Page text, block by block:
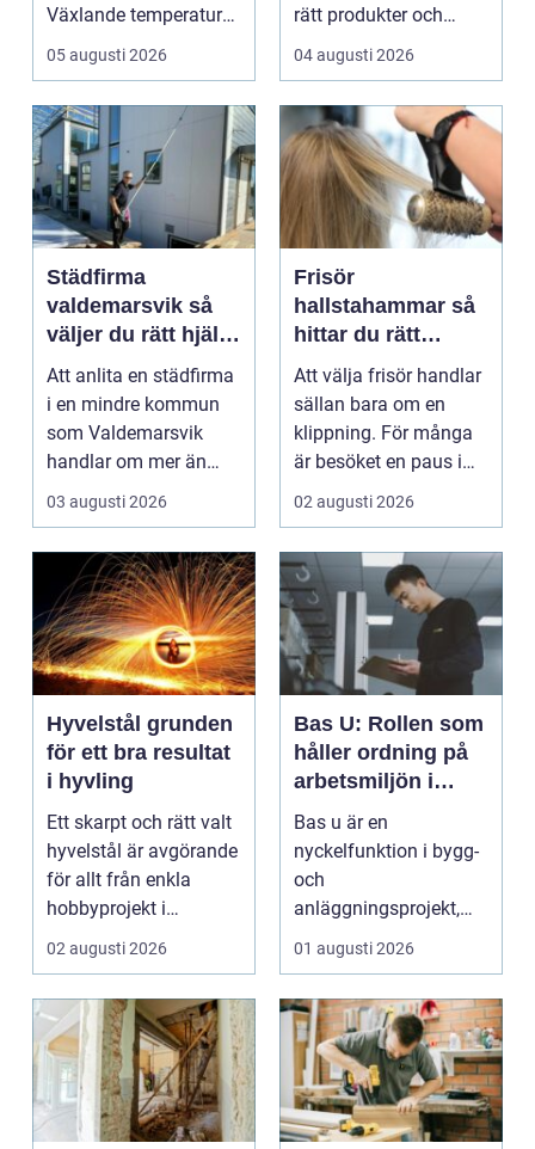
Växlande temperaturer,
vägsalt, grus, snösl...
05 augusti 2026
rätt produkter och
installationer. Den
bygger ...
04 augusti 2026
Städfirma
valdemarsvik så
väljer du rätt hjälp
för hem och
företag
Att anlita en städfirma
i en mindre kommun
som Valdemarsvik
handlar om mer än
bara rena golv och
dam...
03 augusti 2026
Frisör
hallstahammar så
hittar du rätt
salong för stil,
kvalitet och känsla
Att välja frisör handlar
sällan bara om en
klippning. För många
är besöket en paus i
vardagen, ett s...
02 augusti 2026
Hyvelstål grunden
för ett bra resultat
i hyvling
Ett skarpt och rätt valt
hyvelstål är avgörande
för allt från enkla
hobbyprojekt i
verkstaden till k...
02 augusti 2026
Bas U: Rollen som
håller ordning på
arbetsmiljön i
byggprojekt
Bas u är en
nyckelfunktion i bygg-
och
anläggningsprojekt,
med ansvar för att
arbetsm...
01 augusti 2026